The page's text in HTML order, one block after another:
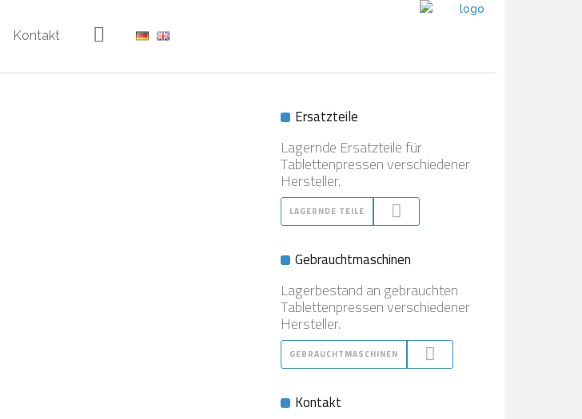
Kontakt
Ersatzteile
Lagernde Ersatzteile für
Tablettenpressen verschiedener
Hersteller.
LAGERNDE TEILE
Gebrauchtmaschinen
Lagerbestand an gebrauchten
Tablettenpressen verschiedener
Hersteller.
GEBRAUCHTMASCHINEN
Kontakt